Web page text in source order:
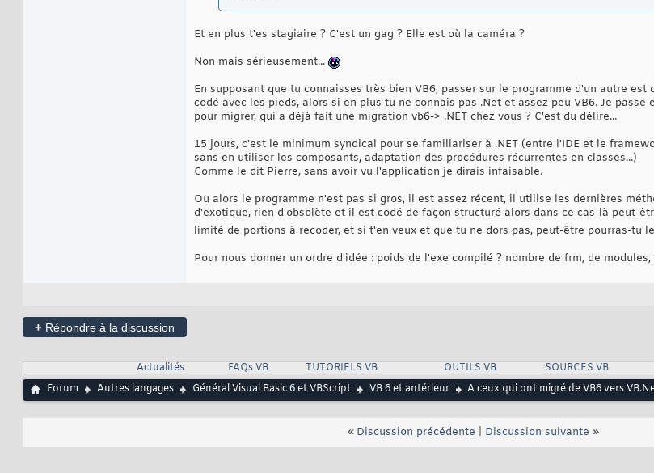
Et en plus t'es stagiaire ? C'est un gag ? Elle est où la caméra ?
Non mais sérieusement...
En supposant que tu connaisses très bien VB6, passer sur le programme d'un autre
codé avec les pieds, alors si en plus tu ne connais pas .Net et assez peu VB6. Je
pour migrer, qui a déjà fait une migration vb6-> .NET chez vous ? C'est du délire...
15 jours, c'est le minimum syndical pour se familiariser à .NET (entre l'IDE et le
sans en utiliser les composants, adaptation des procédures récurrentes en classes...)
Comme le dit Pierre, sans avoir vu l'application je dirais infaisable.
Ou alors le programme n'est pas si gros, il est assez récent, il utilise les dernières
d'exotique, rien d'obsolète et il est codé de façon structuré alors dans ce cas-là peut-
limité de portions à recoder, et si t'en veux et que tu ne dors pas, peut-être pourras-tu
Pour nous donner un ordre d'idée : poids de l'exe compilé ? nombre de frm, de
+ Répondre à la discussion
Actualités FAQs VB TUTORIELS VB OUTILS VB SOURCES VB
Forum
Autres langages Général Visual Basic 6 et VBScript VB 6 et antérieur A ceux qui ont migré de VB6 vers
« Discussion précédente Discussion suivante »